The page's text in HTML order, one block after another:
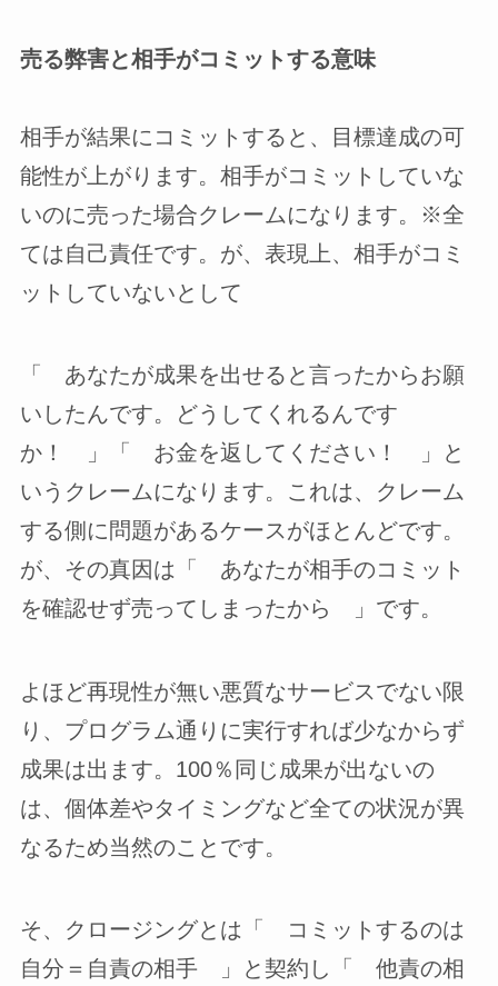
売る弊害と相手がコミットする意味
相手が結果にコミットすると、目標達成の可
能性が上がります。相手がコミットしていな
いのに売った場合クレームになります。※全
ては自己責任です。が、表現上、相手がコミ
ットしていないとして
「 あなたが成果を出せると言ったからお願
いしたんです。どうしてくれるんです
か！ 」「 お金を返してください！ 」と
いうクレームになります。これは、クレーム
する側に問題があるケースがほとんどです。
が、その真因は「 あなたが相手のコミット
を確認せず売ってしまったから 」です。
よほど再現性が無い悪質なサービスでない限
り、プログラム通りに実行すれば少なからず
成果は出ます。100％同じ成果が出ないの
は、個体差やタイミングなど全ての状況が異
なるため当然のことです。
そ、クロージングとは「 コミットするのは
自分＝自責の相手 」と契約し「 他責の相